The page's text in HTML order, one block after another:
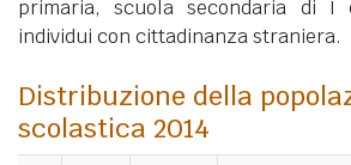
primaria, scuola secondaria di
individui con cittadinanza straniera.
Distribuzione della
scolastica 2014